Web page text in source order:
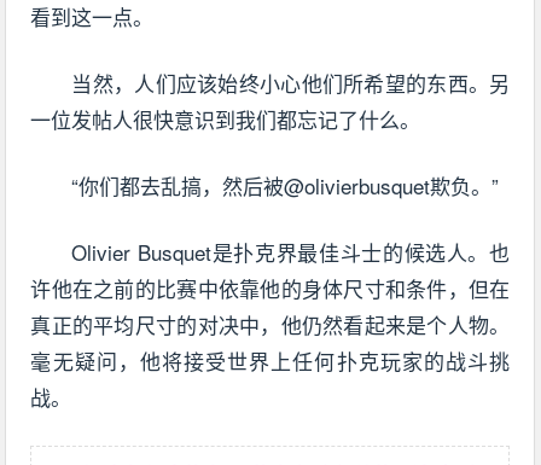
看到这一点。
当然，人们应该始终小心他们所希望的东西。另
一位发帖人很快意识到我们都忘记了什么。
“你们都去乱搞，然后被@olivierbusquet欺负。”
Olivier Busquet是扑克界最佳斗士的候选人。也
许他在之前的比赛中依靠他的身体尺寸和条件，但在
真正的平均尺寸的对决中，他仍然看起来是个人物。
毫无疑问，他将接受世界上任何扑克玩家的战斗挑
战。